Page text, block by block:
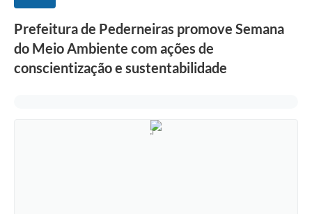
Prefeitura de Pederneiras promove Semana
do Meio Ambiente com ações de
conscientização e sustentabilidade